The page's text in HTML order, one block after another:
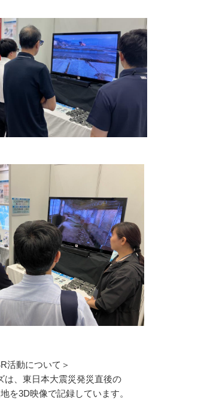
活動について＞
は、東日本大震災発災直後の
を3D映像で記録しています。